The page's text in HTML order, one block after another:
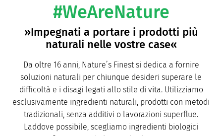
#WeAreNature
»Impegnati a portare i prodotti più
naturali nelle vostre case«
Da oltre 16 anni, Nature’s Finest si dedica a fornire
soluzioni naturali per chiunque desideri superare le
difficoltà e i disagi legati allo stile di vita. Utilizziamo
esclusivamente ingredienti naturali, prodotti con metodi
tradizionali, senza additivi o lavorazioni superflue.
Laddove possibile, scegliamo ingredienti biologici